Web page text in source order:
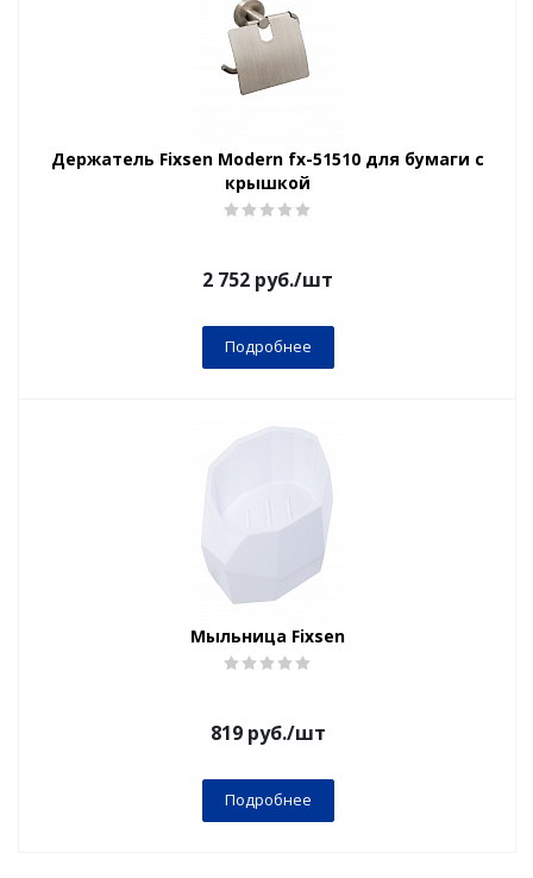
Держатель Fixsen Modern fx-51510 для бумаги с
крышкой
2 752 руб./шт
Подробнее
Мыльница Fixsen
819руб./шт
Подробнее